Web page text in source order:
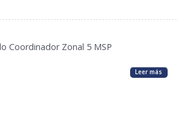
Coordinador Zonal 5 MSP
Leer más